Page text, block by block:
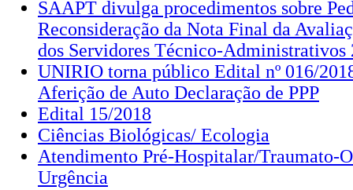
SAAPT divulga procedimentos sobre
Reconsideração da Nota Final da
dos Servidores Técnico-Administrativos
UNIRIO torna público Edital nº 016/
Aferição de Auto Declaração de PPP
Edital 15/2018
Ciências Biológicas/ Ecologia
Atendimento Pré-Hospitalar/Traumato-
Urgência